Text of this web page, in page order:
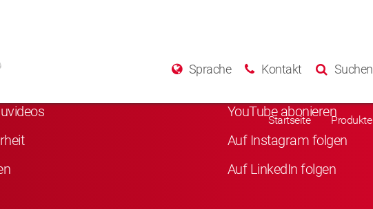
Sprache Kontakt Suchen
Startseite Produkte
YouTube abonieren
Auf Instagram folgen
Auf LinkedIn folgen